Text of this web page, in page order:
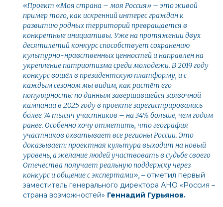
«Проект «Моя страна – моя Россия» – это живой
пример того, как искренний интерес граждан к
развитию родных территорий превращается в
конкретные инициативы. Уже на протяжении двух
десятилетий конкурс способствует сохранению
культурно-нравственных ценностей и направлен на
укрепление патриотизма среди молодежи. В 2019 году
конкурс вошёл в президентскую платформу, и с
каждым сезоном мы видим, как растёт его
популярность: по данным завершившейся заявочной
кампании в 2025 году в проекте зарегистрировались
более 74 тысяч участников – на 34% больше, чем годом
ранее. Особенно хочу отметить, что география
участников охватывает все регионы России. Это
доказывает: проектная культура выходит на новый
уровень, а желание людей участвовать в судьбе своего
Отечества получает реальную поддержку через
конкурс и общение с экспертами», – отметил первый
заместитель генерального директора АНО «Россия –
страна возможностей» Геннадий Гурьянов.